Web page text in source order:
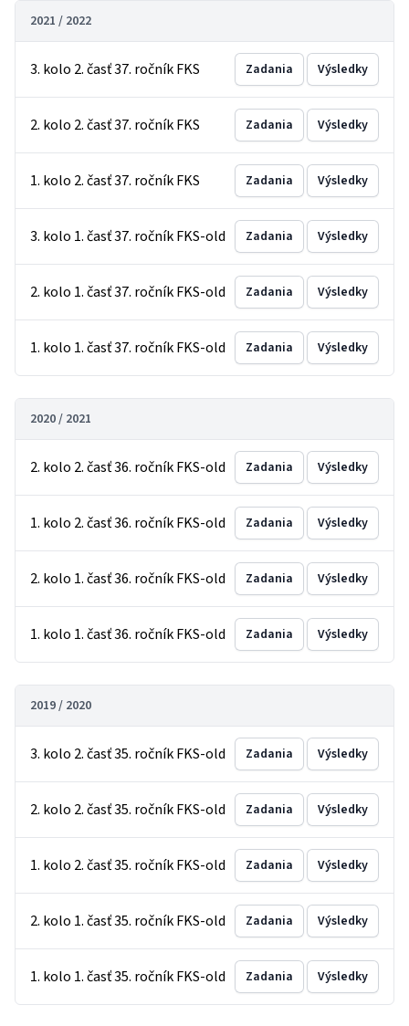
2021 / 2022
3. kolo 2. časť 37. ročník FKS Zadania Výsledky
2. kolo 2. časť 37. ročník FKS Zadania Výsledky
1. kolo 2. časť 37. ročník FKS Zadania Výsledky
3. kolo 1. časť 37. ročník FKS-old Zadania Výsledky
2. kolo 1. časť 37. ročník FKS-old Zadania Výsledky
1. kolo 1. časť 37. ročník FKS-old Zadania Výsledky
2020 / 2021
2. kolo 2. časť 36. ročník FKS-old Zadania Výsledky
1. kolo 2. časť 36. ročník FKS-old Zadania Výsledky
2. kolo 1. časť 36. ročník FKS-old Zadania Výsledky
1. kolo 1. časť 36. ročník FKS-old Zadania Výsledky
2019 / 2020
3. kolo 2. časť 35. ročník FKS-old Zadania Výsledky
2. kolo 2. časť 35. ročník FKS-old Zadania Výsledky
1. kolo 2. časť 35. ročník FKS-old Zadania Výsledky
2. kolo 1. časť 35. ročník FKS-old Zadania Výsledky
1. kolo 1. časť 35. ročník FKS-old Zadania Výsledky